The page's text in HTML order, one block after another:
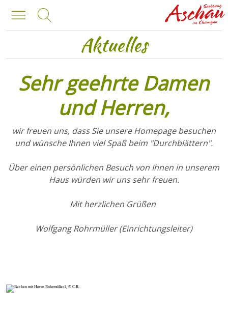
Startseite
Aktuelles
Sehr geehrte Damen
und Herren,
wir freuen uns, dass Sie unsere Homepage besuchen
und wünsche Ihnen viel Spaß beim "Durchblättern".
Über einen persönlichen Besuch von Ihnen in unserem
Haus würden wir uns sehr freuen.
Mit herzlichen Grüßen
Wolfgang Rohrmüller (Einrichtungsleiter)
Alles zu Pflege
Pflegeangebot
Pflegekonzept
SOZIALE BETREUUNG
Alles zu Soziale Betreuung
Wöchentliche
Beschäftigungsangebote
Soziale Betreuung
Entspannung für unsere
Bewohner
Alles zu Küche
Bio-Regio-Coaching
VERANSTALTUNGEN
Alles zu Veranstaltungen
Veranstaltungshighlights
Veranstaltungshighlights
Veranstaltungshighlights
Veranstaltungshighlights
UNSERE LEISTUNGEN
Alles zu Unsere Leistungen
Ausstattung
Serviceleistungen
Alles zu Karriere
Ausbildung
Stellenangebote